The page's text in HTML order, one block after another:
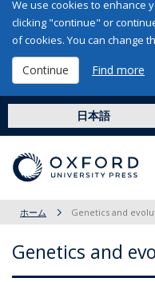
We use cookies to enhance
clicking "continue" or
of cookies. You can change
Continue Find more
日本語
ホーム Genetics and
Genetics and